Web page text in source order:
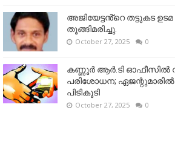
അജിയേട്ടൻ്റെ തട്ടുകട
തൂങ്ങിമരിച്ചു.
October 27, 2025 0
കണ്ണൂര്‍ ആര്‍.ടി ഓഫീസില്‍
പരിശോധന; ഏജന്റുമാരില്‍
പിടികൂടി
October 27, 2025 0